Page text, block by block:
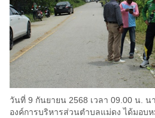
วันที่ 9 กันยายน 2568 เวลา 09.00 น.
องค์การบริหารส่วนตำบลแม่ดง ได้มอบ